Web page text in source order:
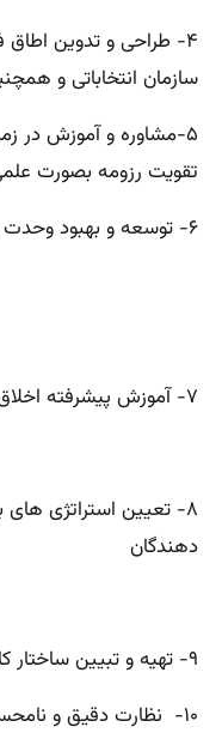
۴- طراحی و تدوین اطاق
سازمان انتخاباتی و
۵-مشاوره و آموزش در
تقویت رزومه بصورت
۶- توسعه و بهبود وحدت رویه های انتخاباتی ب
۷- آموزش پیشرفته اخلاق حرفه ای در انتخابات
۸- تعیین استراتژی های
دهندگان
۹- تهیه و تبیین ساختار کاملا حرفه ای برای برنامه های ارتباطی
۱۰- نظارت دقیق و نامحسوس بر اجرای درست برنامه ها